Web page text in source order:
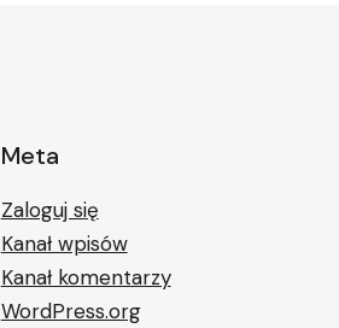
Meta
Zaloguj się
Kanał wpisów
Kanał komentarzy
WordPress.org